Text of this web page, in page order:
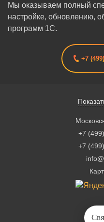
Мы оказываем полный
настройке, обновлению,
программ 1С.
+7 (499)
+7
+7